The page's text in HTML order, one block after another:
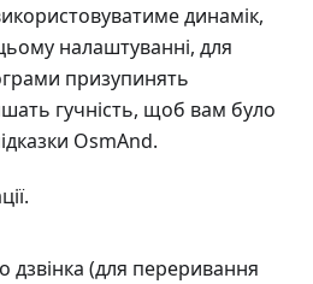
динамік,
налаштуванні, для
призупинять
гучність, щоб вам було
OsmAnd.
дзвінка (для переривання